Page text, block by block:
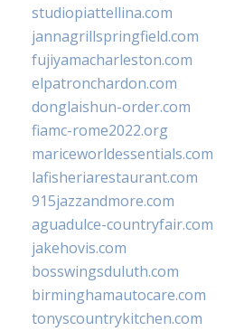
studiopiattellina.com
jannagrillspringfield.com
fujiyamacharleston.com
elpatronchardon.com
donglaishun-order.com
fiamc-rome2022.org
mariceworldessentials.com
lafisheriarestaurant.com
915jazzandmore.com
aguadulce-countryfair.com
jakehovis.com
bosswingsduluth.com
birminghamautocare.com
tonyscountrykitchen.com